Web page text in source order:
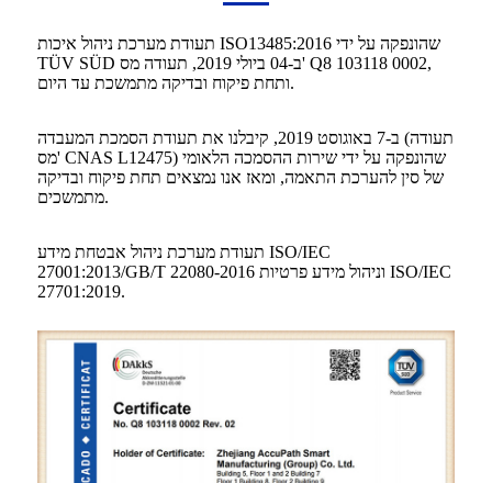
תעודת מערכת ניהול איכות ISO13485:2016 שהונפקה על ידי
TÜV SÜD ב-04 ביולי 2019, תעודה מס' Q8 103118 0002,
ותחת פיקוח ובדיקה מתמשכת עד היום.
ב-7 באוגוסט 2019, קיבלנו את תעודת הסמכת המעבדה (תעודה
מס' CNAS L12475) שהונפקה על ידי שירות ההסמכה הלאומי
של סין להערכת התאמה, ומאז אנו נמצאים תחת פיקוח ובדיקה
מתמשכים.
תעודת מערכת ניהול אבטחת מידע ISO/IEC
27001:2013/GB/T 22080-2016 וניהול מידע פרטיות ISO/IEC
27701:2019.